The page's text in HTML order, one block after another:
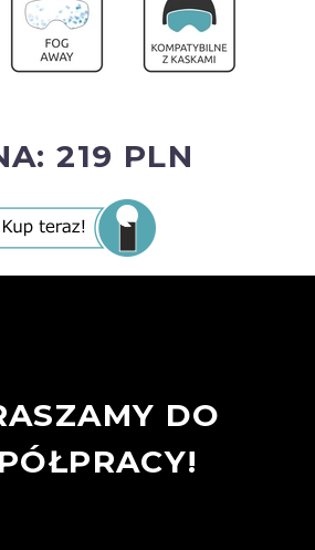
219 PLN
DO